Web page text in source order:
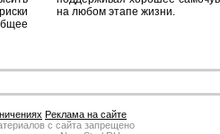
на любом этапе жизни.
Реклама на сайте
с сайта запрещено